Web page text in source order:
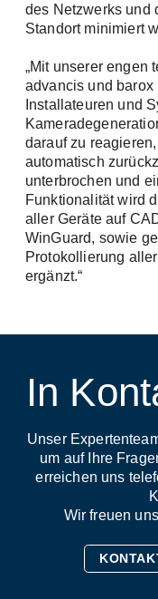
des Netzwerks und
Standort minimiert
„Mit unserer engen
advancis und
Installateuren und
darauf zu
automatisch
unterbrochen und
Funktionalität wird
aller Geräte auf
WinGuard, sowie
Protokollierung
ergänzt.“
In
Unser
um auf Ihre
erreichen uns
Wir freuen